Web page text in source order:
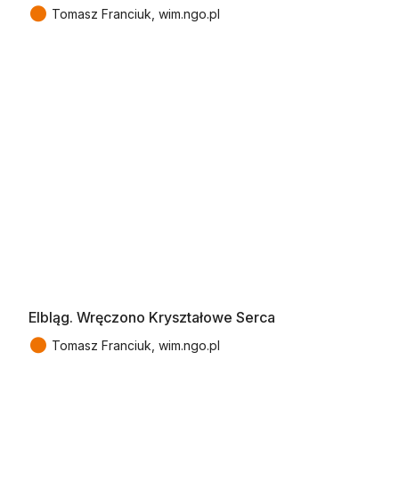
● Tomasz Franciuk, wim.ngo.pl
Elbląg. Wręczono Kryształowe Serca
● Tomasz Franciuk, wim.ngo.pl